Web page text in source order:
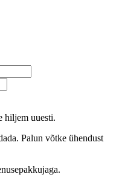
hiljem uuesti.
Palun võtke ühendust